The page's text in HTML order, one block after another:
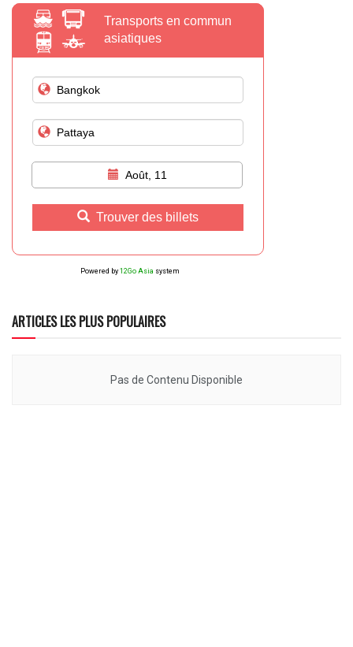
Transports en commun
asiatiques
Août, 11
Trouver des billets
Powered by 12Go Asia system
ARTICLES LES PLUS POPULAIRES
Pas de Contenu Disponible